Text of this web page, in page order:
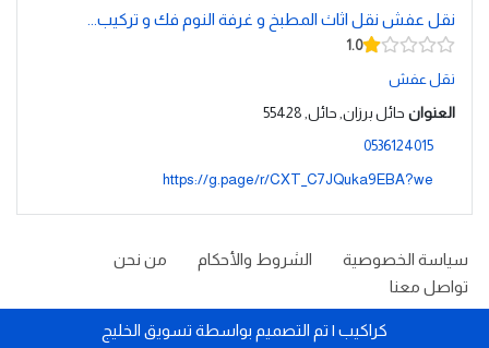
نقل عفش نقل اثاث المطبخ و غرفة النوم فك و تركيب...
1.0
نقل عفش
العنوان حائل برزان, حائل, 55428
0536124015
https://g.page/r/CXT_C7JQuka9EBA?we
سياسة الخصوصية الشروط والأحكام
من نحن
تواصل معنا
كراكيب | تم التصميم بواسطة تسويق الخليج